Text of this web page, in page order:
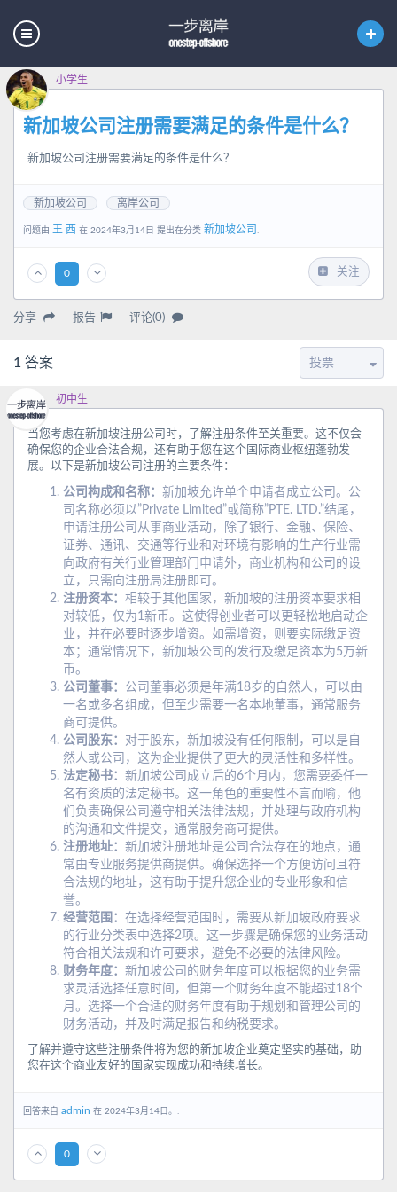
小学生
新加坡公司注册需要满足的条件是什么？
新加坡公司注册需要满足的条件是什么？
新加坡公司 离岸公司
问题由 王 西 在 2024年3月14日 提出在分类 新加坡公司 .
0 关注
分享 报告 评论(0)
1 答案
初中生
当您考虑在新加坡注册公司时，了解注册条件至关重要。这不仅会
确保您的企业合法合规，还有助于您在这个国际商业枢纽蓬勃发
展。以下是新加坡公司注册的主要条件：
公司构成和名称： 新加坡允许单个申请者成立公司。公
司名称必须以”Private Limited”或简称”PTE. LTD.”结尾，
申请注册公司从事商业活动，除了银行、金融、保险、
证券、通讯、交通等行业和对环境有影响的生产行业需
向政府有关行业管理部门申请外，商业机构和公司的设
立，只需向注册局注册即可。
注册资本： 相较于其他国家，新加坡的注册资本要求相
对较低，仅为1新币。这使得创业者可以更轻松地启动企
业，并在必要时逐步增资。如需增资，则要实际缴足资
本；通常情况下，新加坡公司的发行及缴足资本为5万新
币。
公司董事： 公司董事必须是年满18岁的自然人，可以由
一名或多名组成，但至少需要一名本地董事，通常服务
商可提供。
公司股东： 对于股东，新加坡没有任何限制，可以是自
然人或公司，这为企业提供了更大的灵活性和多样性。
法定秘书： 新加坡公司成立后的6个月内，您需要委任一
名有资质的法定秘书。这一角色的重要性不言而喻，他
们负责确保公司遵守相关法律法规，并处理与政府机构
的沟通和文件提交，通常服务商可提供。
注册地址： 新加坡注册地址是公司合法存在的地点，通
常由专业服务提供商提供。确保选择一个方便访问且符
合法规的地址，这有助于提升您企业的专业形象和信
誉。
经营范围： 在选择经营范围时，需要从新加坡政府要求
的行业分类表中选择2项。这一步骤是确保您的业务活动
符合相关法规和许可要求，避免不必要的法律风险。
财务年度： 新加坡公司的财务年度可以根据您的业务需
求灵活选择任意时间，但第一个财务年度不能超过18个
月。选择一个合适的财务年度有助于规划和管理公司的
财务活动，并及时满足报告和纳税要求。
了解并遵守这些注册条件将为您的新加坡企业奠定坚实的基础，助
您在这个商业友好的国家实现成功和持续增长。
回答来自 admin 在 2024年3月14日。.
0